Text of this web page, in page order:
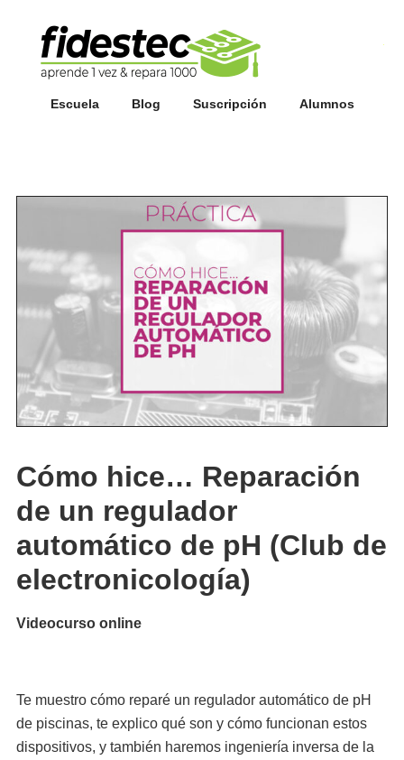
Escuela Blog Suscripción Alumnos
Cómo hice… Reparación
de un regulador
automático de pH (Club de
electronicología)
Videocurso online
Te muestro cómo reparé un regulador automático de pH
de piscinas, te explico qué son y cómo funcionan estos
dispositivos, y también haremos ingeniería inversa de la